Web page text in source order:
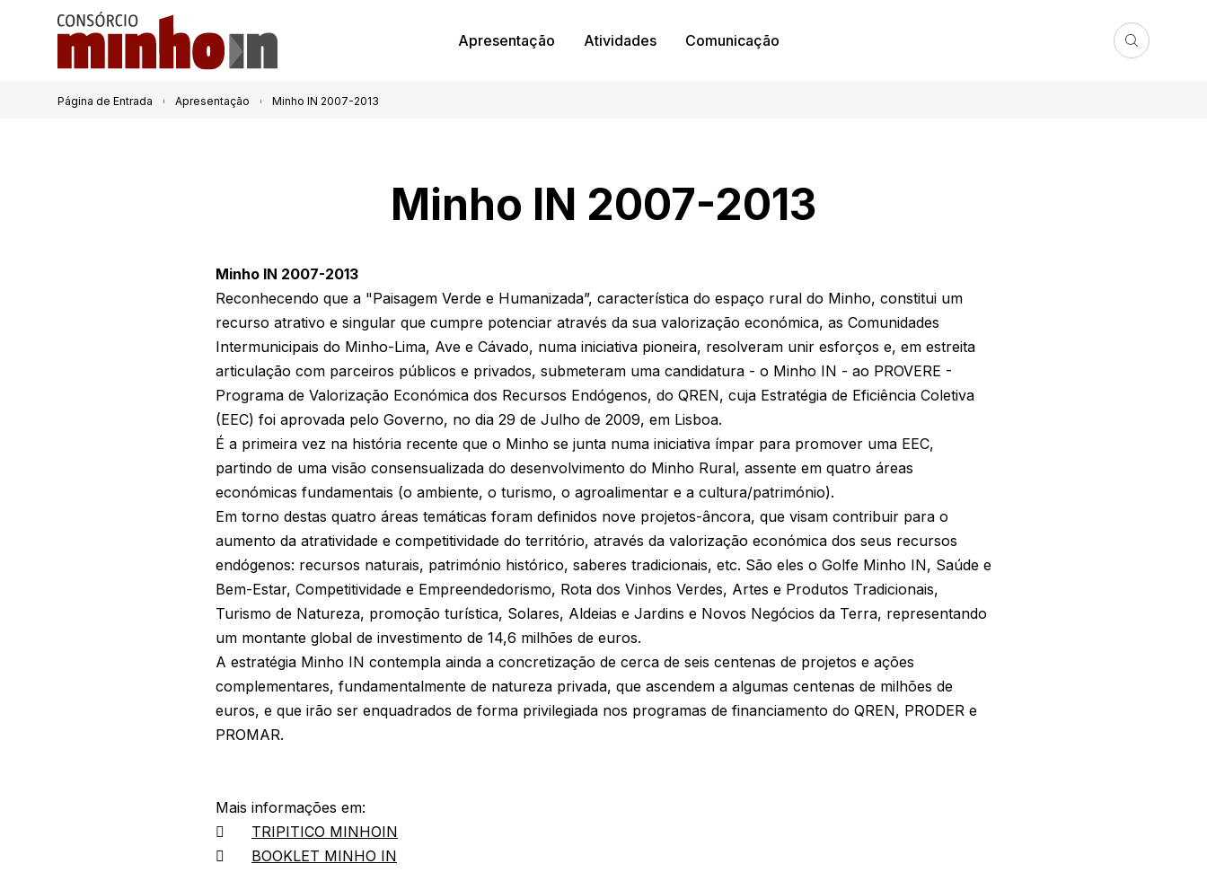
Apresentação Atividades Comunicação
Página de Entrada Apresentação Minho IN 2007-2013
Minho IN 2007-2013
Minho IN 2007-2013
Reconhecendo que a "Paisagem Verde e Humanizada”, característica do espaço rural do Minho, constitui um
recurso atrativo e singular que cumpre potenciar através da sua valorização económica, as Comunidades
Intermunicipais do Minho-Lima, Ave e Cávado, numa iniciativa pioneira, resolveram unir esforços e, em estreita
articulação com parceiros públicos e privados, submeteram uma candidatura - o Minho IN - ao PROVERE -
Programa de Valorização Económica dos Recursos Endógenos, do QREN, cuja Estratégia de Eficiência Coletiva
(EEC) foi aprovada pelo Governo, no dia 29 de Julho de 2009, em Lisboa.
É a primeira vez na história recente que o Minho se junta numa iniciativa ímpar para promover uma EEC,
partindo de uma visão consensualizada do desenvolvimento do Minho Rural, assente em quatro áreas
económicas fundamentais (o ambiente, o turismo, o agroalimentar e a cultura/património).
Em torno destas quatro áreas temáticas foram definidos nove projetos-âncora, que visam contribuir para o
aumento da atratividade e competitividade do território, através da valorização económica dos seus recursos
endógenos: recursos naturais, património histórico, saberes tradicionais, etc. São eles o Golfe Minho IN, Saúde e
Bem-Estar, Competitividade e Empreendedorismo, Rota dos Vinhos Verdes, Artes e Produtos Tradicionais,
Turismo de Natureza, promoção turística, Solares, Aldeias e Jardins e Novos Negócios da Terra, representando
um montante global de investimento de 14,6 milhões de euros.
A estratégia Minho IN contempla ainda a concretização de cerca de seis centenas de projetos e ações
complementares, fundamentalmente de natureza privada, que ascendem a algumas centenas de milhões de
euros, e que irão ser enquadrados de forma privilegiada nos programas de financiamento do QREN, PRODER e
PROMAR.
Mais informações em:

TRIPITICO MINHOIN

BOOKLET MINHO IN